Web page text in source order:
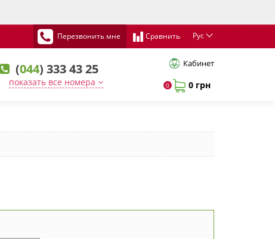
Перезвонить мне Сравнить Рус
(044) 333 43 25
показать все номера
Кабинет
0 0 грн